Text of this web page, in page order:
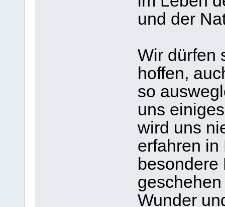
und der
Wir dürfen
hoffen,
so
uns
wird uns
erfahren in
besondere
Wunder